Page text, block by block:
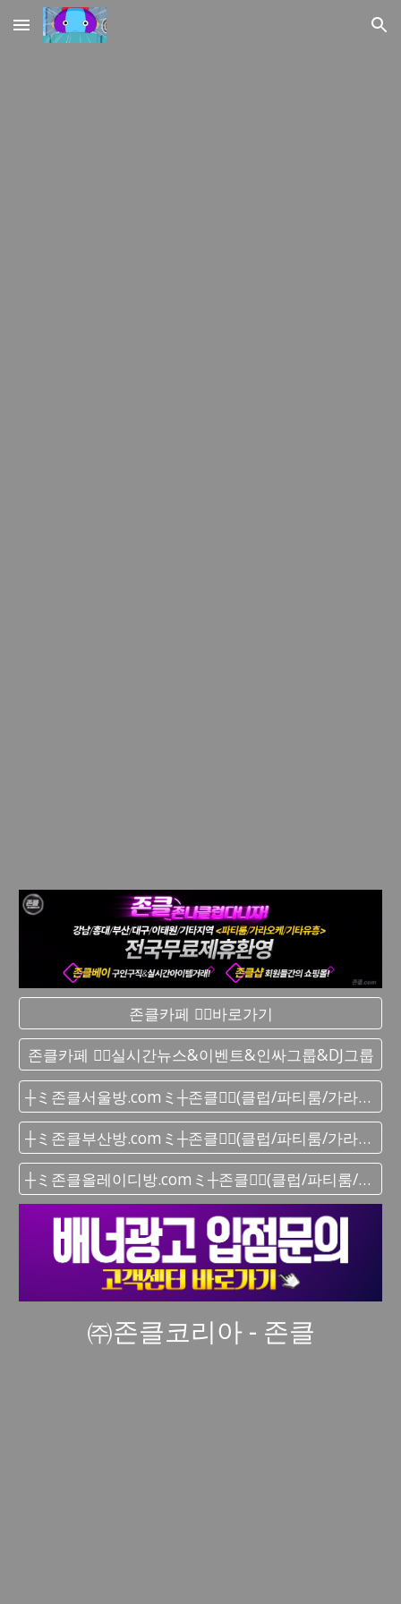
Skip to main content Skip to navigation
존클카페 ❤️‍🔥바로가기
존클카페 ❤️‍🔥실시간 뉴스&이벤트&인싸그룹&DJ그룹
┼ミ존클서울방.comミ┼존클❤️‍🔥(클럽/파티룸/가라오케) - 단톡방
┼ミ존클부산방.comミ┼존클❤️‍🔥(클럽/파티룸/가라오케) - 단톡방
┼ミ존클올레이디방.comミ┼존클❤️‍🔥(클럽/파티룸/가라오케) - 단톡방
㈜존클코리아 - 존클